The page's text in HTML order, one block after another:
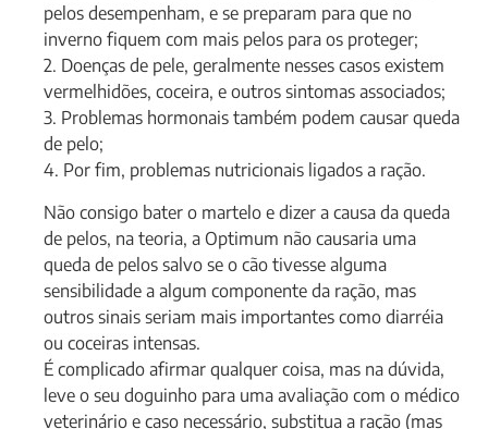
pelos desempenham, e se preparam para que no
inverno fiquem com mais pelos para os proteger;
2. Doenças de pele, geralmente nesses casos existem
vermelhidões, coceira, e outros sintomas associados;
3. Problemas hormonais também podem causar queda
de pelo;
4. Por fim, problemas nutricionais ligados a ração.
Não consigo bater o martelo e dizer a causa da queda
de pelos, na teoria, a Optimum não causaria uma
queda de pelos salvo se o cão tivesse alguma
sensibilidade a algum componente da ração, mas
outros sinais seriam mais importantes como diarréia
ou coceiras intensas.
É complicado afirmar qualquer coisa, mas na dúvida,
leve o seu doguinho para uma avaliação com o médico
veterinário e caso necessário, substitua a ração (mas